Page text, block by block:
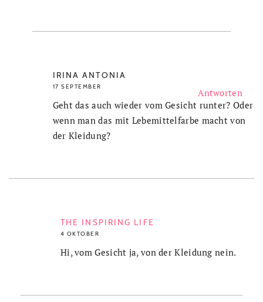
IRINA ANTONIA
17 SEPTEMBER
Geht das auch wieder vom Gesicht runter? Oder
wenn man das mit Lebemittelfarbe macht von
der Kleidung?
THE INSPIRING LIFE
4 OKTOBER
Antworten
Hi, vom Gesicht ja, von der Kleidung nein.